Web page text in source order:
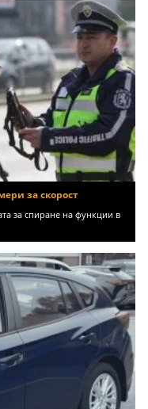
за скорост
за спиране на функции в